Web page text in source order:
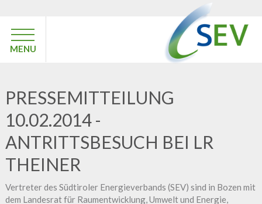
MENU
PRESSEMITTEILUNG
10.02.2014 -
ANTRITTSBESUCH BEI LR
THEINER
Vertreter des Südtiroler Energieverbands (SEV) sind in Bozen mit
dem Landesrat für Raumentwicklung, Umwelt und Energie,